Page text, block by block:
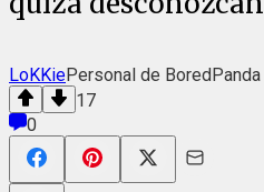
LoKKiePersonal de BoredPanda
17
0